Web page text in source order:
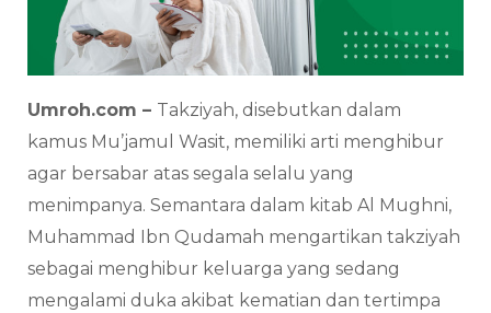
Umroh.com – Takziyah, disebutkan dalam
kamus Mu’jamul Wasit, memiliki arti menghibur
agar bersabar atas segala selalu yang
menimpanya. Semantara dalam kitab Al Mughni,
Muhammad Ibn Qudamah mengartikan takziyah
sebagai menghibur keluarga yang sedang
mengalami duka akibat kematian dan tertimpa